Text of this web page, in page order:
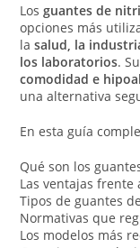
Losguantes de
opciones más
lasalud, la
los laboratorios.
comodidad e
una alternativa
En esta guía
Qué son los
Las ventajas frente
Tipos de guantes
Normativas que
Los modelos más